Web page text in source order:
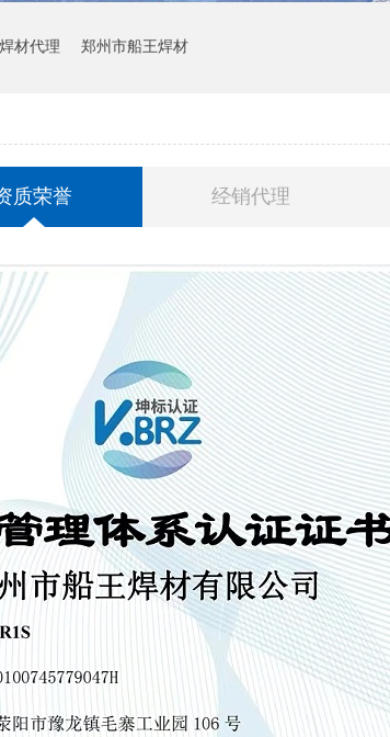
材代理 郑州市船王焊材
质荣誉 经销代理